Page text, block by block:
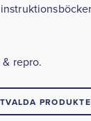
repro.